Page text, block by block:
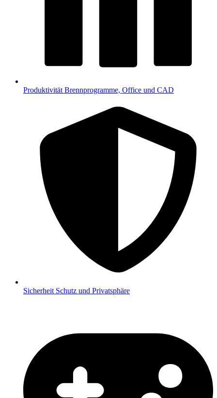
Produktivität Brennprogramme, Office und CAD
Sicherheit Schutz und Privatsphäre